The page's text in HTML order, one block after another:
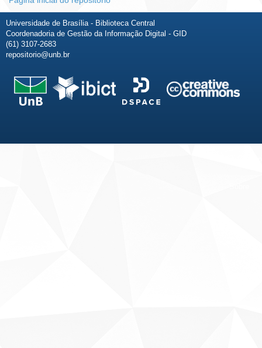
Universidade de Brasília - Biblioteca Central
Coordenadoria de Gestão da Informação Digital - GID
(61) 3107-2683
repositorio@unb.br